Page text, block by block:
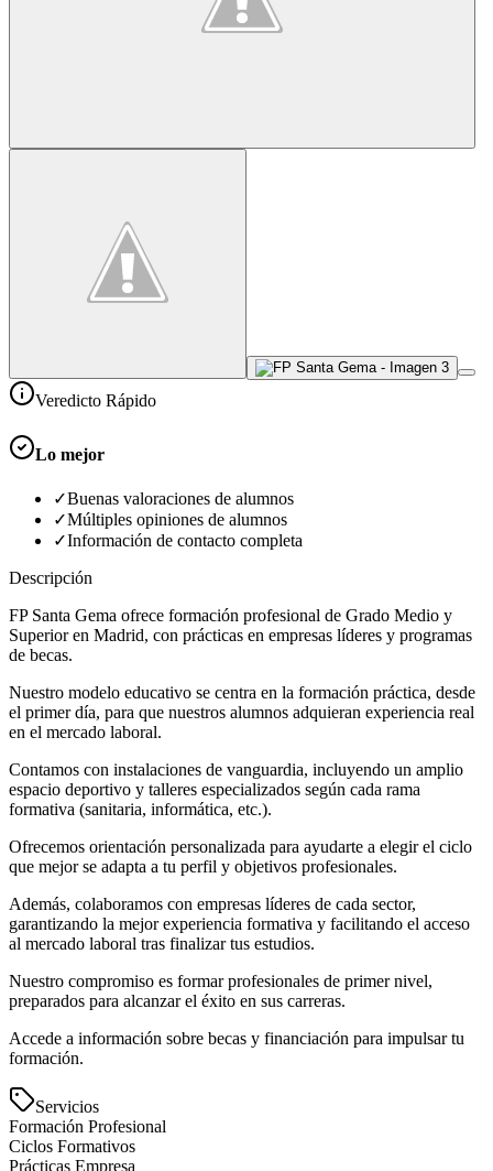
Veredicto Rápido
Lo mejor
✓Buenas valoraciones de alumnos
✓Múltiples opiniones de alumnos
✓Información de contacto completa
Descripción
FP Santa Gema ofrece formación profesional de Grado Medio y
Superior en Madrid, con prácticas en empresas líderes y programas
de becas.
Nuestro modelo educativo se centra en la formación práctica, desde
el primer día, para que nuestros alumnos adquieran experiencia real
en el mercado laboral.
Contamos con instalaciones de vanguardia, incluyendo un amplio
espacio deportivo y talleres especializados según cada rama
formativa (sanitaria, informática, etc.).
Ofrecemos orientación personalizada para ayudarte a elegir el ciclo
que mejor se adapta a tu perfil y objetivos profesionales.
Además, colaboramos con empresas líderes de cada sector,
garantizando la mejor experiencia formativa y facilitando el acceso
al mercado laboral tras finalizar tus estudios.
Nuestro compromiso es formar profesionales de primer nivel,
preparados para alcanzar el éxito en sus carreras.
Accede a información sobre becas y financiación para impulsar tu
formación.
Servicios
Formación Profesional
Ciclos Formativos
Prácticas Empresa